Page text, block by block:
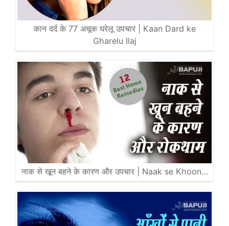
कान दर्द के 77 अचूक घरेलू उपचार | Kaan Dard ke
Gharelu Ilaj
नाक से खून बहने के कारण और उपचार | Naak se Khoon…